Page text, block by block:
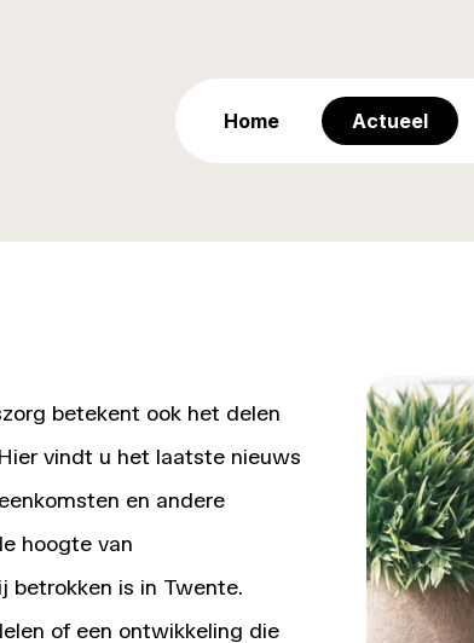
Home Actueel
betekent ook het delen
vindt u het laatste nieuws
en andere
hoogte van
betrokken is in Twente.
of een ontwikkeling die